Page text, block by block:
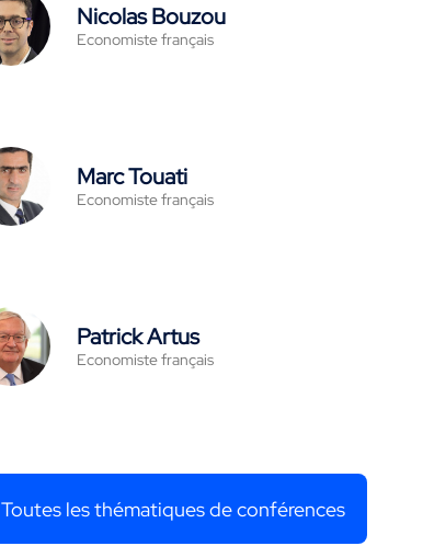
Nicolas Bouzou
Economiste français
Marc Touati
Economiste français
Patrick Artus
Economiste français
Toutes les thématiques de conférences